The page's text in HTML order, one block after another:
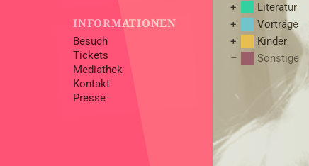
INFORMATIONEN
Besuch
Tickets
Mediathek
Kontakt
Presse
Literatur
Vorträge
Kinder
Sonstige